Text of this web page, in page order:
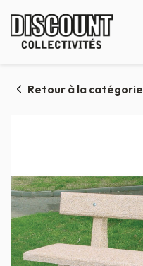
Retour à la catégorie